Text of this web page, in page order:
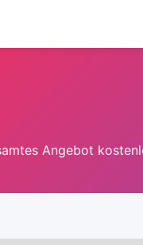
Angebot